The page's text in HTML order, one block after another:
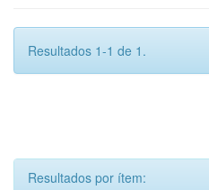
Resultados 1-1 de 1.
Resultados por ítem: